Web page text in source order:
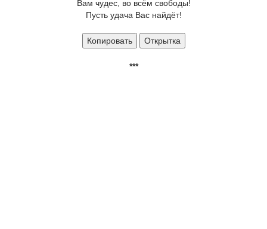
Вам чудес, во всём свободы!
Пусть удача Вас найдёт!
Копировать Открытка
***